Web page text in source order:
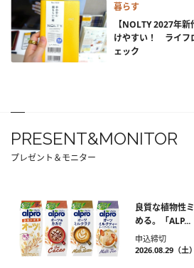
暮らす
【NOLTY 2027年
けやすい！ ライフ
ェック
PRESENT&MONITOR
プレゼント＆モニター
良質な植物性
める。「ALP...
申込締切
2026.08.29（土